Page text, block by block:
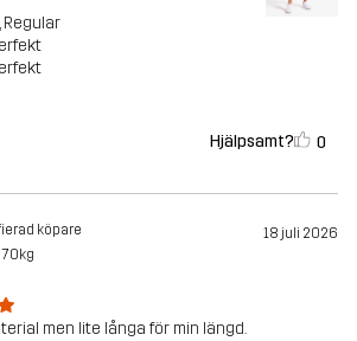
, Regular
Hjälpsamt? 0
köpare 18 juli 2026
70kg
men lite långa för min längd.